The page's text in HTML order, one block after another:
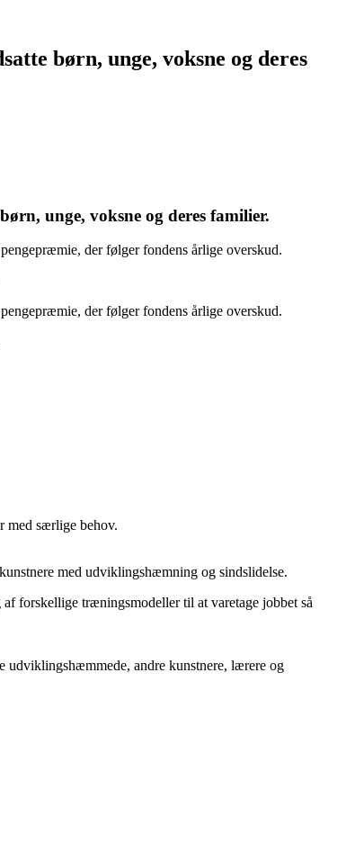
børn, unge, voksne og deres
unge, voksne og deres familier.
der følger fondens årlige overskud.
der følger fondens årlige overskud.
med særlige behov.
med udviklingshæmning og sindslidelse.
forskellige træningsmodeller til at varetage jobbet så
udviklingshæmmede, andre kunstnere, lærere og